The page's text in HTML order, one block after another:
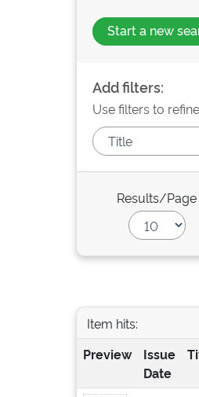
Start a new
Add filters:
Use filters to
Results/Page
Item hits:
Preview
Issue
Date